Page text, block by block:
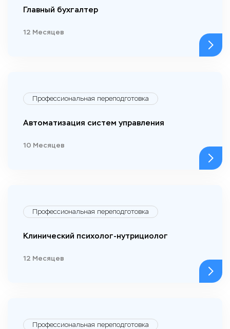
Главный бухгалтер
12 Месяцев
Профессиональная переподготовка
Автоматизация систем управления
10 Месяцев
Профессиональная переподготовка
Клинический психолог-нутрициолог
12 Месяцев
Профессиональная переподготовка